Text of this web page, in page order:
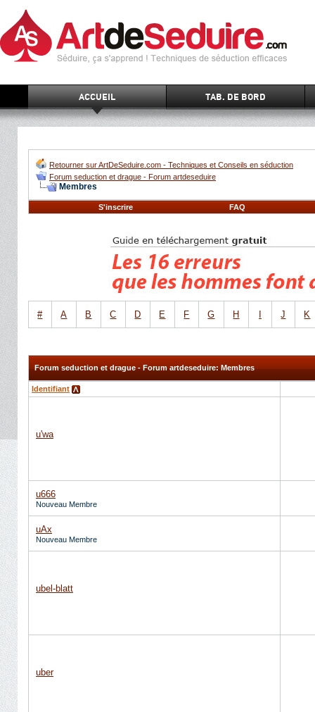
ACCUEIL TAB. DE BORD
Retourner sur ArtDeSeduire.com - Techniques et Conseils en séduction
Forum seduction et drague - Forum artdeseduire
Membres
S'inscrire FAQ
# A B C D E F G H J K
Forum seduction et drague - Forum artdeseduire: Membres
Identifiant
u'wa
u666
Nouveau Membre
uAx
Nouveau Membre
ubel-blatt
uber